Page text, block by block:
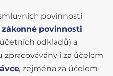
povinností
zákonné povinnosti
odkladů) a
zpracovávány i za účelem
, zejména za účelem